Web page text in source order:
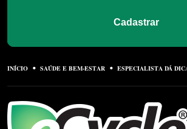
Cadastrar
INÍCIO SAÚDE E BEM-ESTAR ESPECIALISTA DÁ